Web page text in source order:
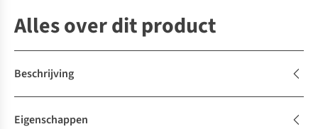
Alles over dit product
Beschrijving
Eigenschappen